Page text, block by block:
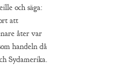
och säga:
att
åter var
handeln då
Sydamerika.